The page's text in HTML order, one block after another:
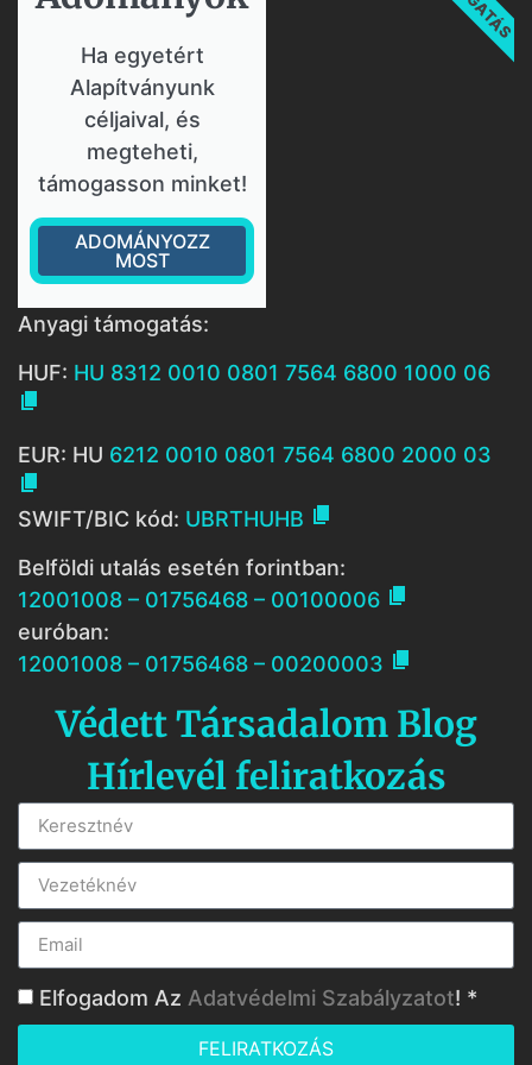
Ha egyetért
Alapítványunk
céljaival, és
megteheti,
támogasson minket!
ADOMÁNYOZZ
MOST
Anyagi támogatás:
HUF: HU 8312 0010 0801 7564 6800 1000 06

EUR: HU 6212 0010 0801 7564 6800 2000 03

SWIFT/BIC kód: UBRTHUHB 
Belföldi utalás esetén forintban:
12001008 – 01756468 – 00100006 
euróban:
12001008 – 01756468 – 00200003 
Védett Társadalom Blog
Hírlevél feliratkozás
Elfogadom Az Adatvédelmi Szabályzatot! *
FELIRATKOZÁS